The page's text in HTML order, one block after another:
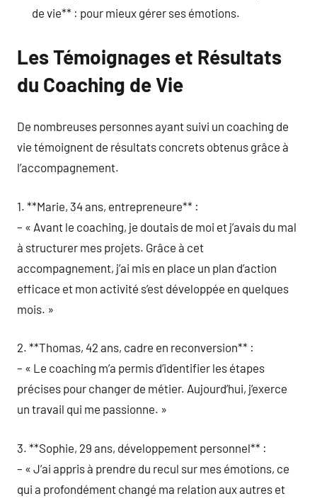
de vie** : pour mieux gérer ses émotions.
Les Témoignages et Résultats
du Coaching de Vie
De nombreuses personnes ayant suivi un coaching de
vie témoignent de résultats concrets obtenus grâce à
l’accompagnement.
1. **Marie, 34 ans, entrepreneure** :
– « Avant le coaching, je doutais de moi et j’avais du mal
à structurer mes projets. Grâce à cet
accompagnement, j’ai mis en place un plan d’action
efficace et mon activité s’est développée en quelques
mois. »
2. **Thomas, 42 ans, cadre en reconversion** :
– « Le coaching m’a permis d’identifier les étapes
précises pour changer de métier. Aujourd’hui, j’exerce
un travail qui me passionne. »
3. **Sophie, 29 ans, développement personnel** :
– « J’ai appris à prendre du recul sur mes émotions, ce
qui a profondément changé ma relation aux autres et